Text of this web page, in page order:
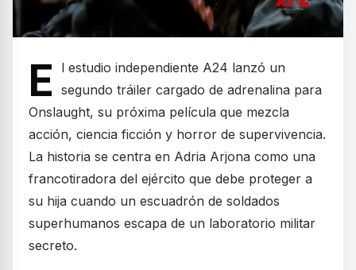
E
l estudio independiente A24 lanzó un
segundo tráiler cargado de adrenalina para
Onslaught, su próxima película que mezcla
acción, ciencia ficción y horror de supervivencia.
La historia se centra en Adria Arjona como una
francotiradora del ejército que debe proteger a
su hija cuando un escuadrón de soldados
superhumanos escapa de un laboratorio militar
secreto.